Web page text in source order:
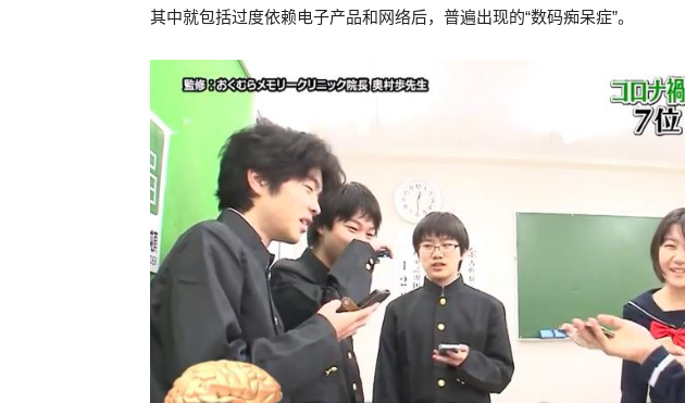
其中就包括过度依赖电子产品和网络后，普遍出现的“数码痴呆症”。